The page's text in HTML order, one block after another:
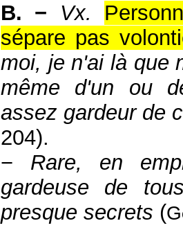
B. −
Vx.
sépare pas
moi, je n'ai là que
même d'un ou
assez gardeur de
204).
− Rare, en
gardeuse de
presque secrets (